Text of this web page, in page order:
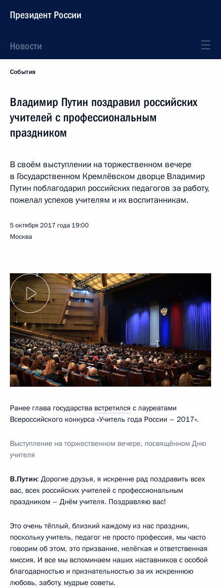
Президент России
Новости
События
Владимир Путин поздравил российских
учителей с профессиональным
праздником
В своём выступлении на торжественном вечере
в Государственном Кремлёвском дворце Владимир
Путин поблагодарил российских педагогов за работу,
пожелал успехов учителям и их воспитанникам.
5 октября 2017 года 19:00
Москва
Ранее глава государства встретился с лауреатами
Всероссийского конкурса «Учитель года России – 2017».
Выступление на торжественном вечере, посвящённом Дню
учителя
В.Путин: Дорогие друзья, я искренне рад поздравить всех
вас, всех российских учителей с профессиональным
праздником – Днём учителя. Поздравляю вас!
Это очень тёплый, близкий каждому из нас праздник,
поскольку учитель, педагог не просто профессия, мы часто
говорим об этом, это призвание, нелёгкая и ответственная
миссия. И все мы вспоминаем наших наставников с особой
благодарностью и признательностью за их искреннюю
любовь, заботу, мудрые советы.